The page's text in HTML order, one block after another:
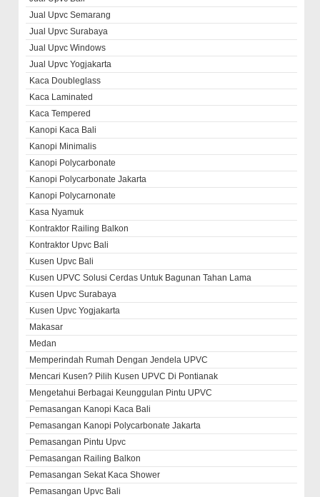
Jual Upvc Semarang
Jual Upvc Surabaya
Jual Upvc Windows
Jual Upvc Yogjakarta
Kaca Doubleglass
Kaca Laminated
Kaca Tempered
Kanopi Kaca Bali
Kanopi Minimalis
Kanopi Polycarbonate
Kanopi Polycarbonate Jakarta
Kanopi Polycarnonate
Kasa Nyamuk
Kontraktor Railing Balkon
Kontraktor Upvc Bali
Kusen Upvc Bali
Kusen UPVC Solusi Cerdas Untuk Bagunan Tahan Lama
Kusen Upvc Surabaya
Kusen Upvc Yogjakarta
Makasar
Medan
Memperindah Rumah Dengan Jendela UPVC
Mencari Kusen? Pilih Kusen UPVC Di Pontianak
Mengetahui Berbagai Keunggulan Pintu UPVC
Pemasangan Kanopi Kaca Bali
Pemasangan Kanopi Polycarbonate Jakarta
Pemasangan Pintu Upvc
Pemasangan Railing Balkon
Pemasangan Sekat Kaca Shower
Pemasangan Upvc Bali